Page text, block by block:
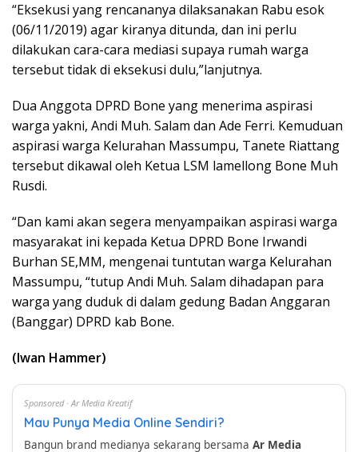
“Eksekusi yang rencananya dilaksanakan Rabu esok
(06/11/2019) agar kiranya ditunda, dan ini perlu
dilakukan cara-cara mediasi supaya rumah warga
tersebut tidak di eksekusi dulu,”lanjutnya.
Dua Anggota DPRD Bone yang menerima aspirasi
warga yakni, Andi Muh. Salam dan Ade Ferri. Kemuduan
aspirasi warga Kelurahan Massumpu, Tanete Riattang
tersebut dikawal oleh Ketua LSM lamellong Bone Muh
Rusdi.
“Dan kami akan segera menyampaikan aspirasi warga
masyarakat ini kepada Ketua DPRD Bone Irwandi
Burhan SE,MM, mengenai tuntutan warga Kelurahan
Massumpu, “tutup Andi Muh. Salam dihadapan para
warga yang duduk di dalam gedung Badan Anggaran
(Banggar) DPRD kab Bone.
(Iwan Hammer)
Sponsored · Ar Media Kreatif
Mau Punya Media Online Sendiri?
Bangun brand medianya sekarang bersama Ar Media